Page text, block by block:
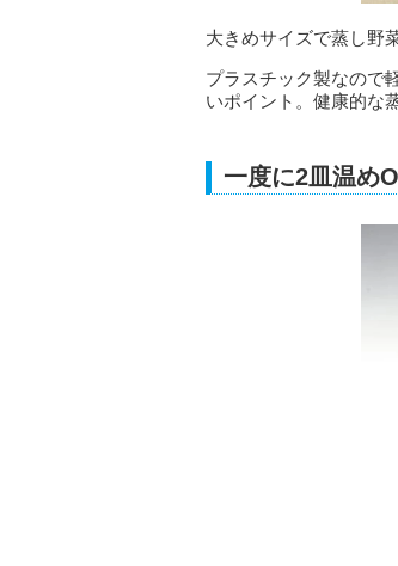
大きめサイズで蒸し野
プラスチック製なので
いポイント。健康的な
一度に2皿温め